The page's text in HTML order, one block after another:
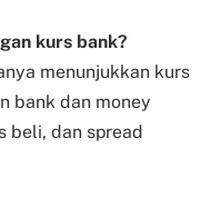
kurs bank?
menunjukkan kurs
bank dan money
beli, dan spread